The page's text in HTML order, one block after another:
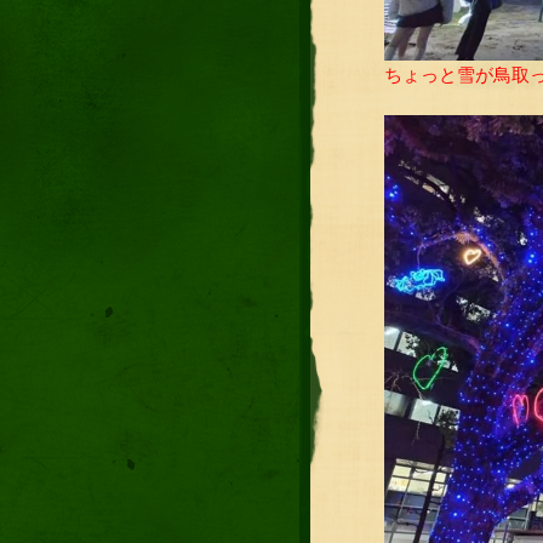
ちょっと雪が鳥取